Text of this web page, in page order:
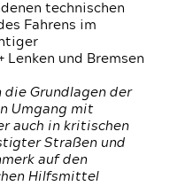
technischen
Fahrens im
Lenken und Bremsen
die Grundlagen der
Umgang mit
auch in kritischen
Straßen und
auf den
Hilfsmittel